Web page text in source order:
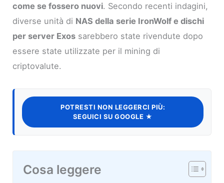
come se fossero nuovi. Secondo recenti indagini,
diverse unità di NAS della serie IronWolf e dischi
per server Exos sarebbero state rivendute dopo
essere state utilizzate per il mining di
criptovalute.
POTRESTI NON LEGGERCI PIÙ:
SEGUICI SU GOOGLE ★
Cosa leggere